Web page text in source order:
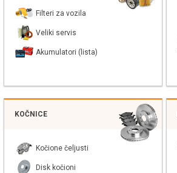
Filteri za vozila
Veliki servis
Akumulatori (lista)
KOČNICE
Kočione čeljusti
Disk kočioni